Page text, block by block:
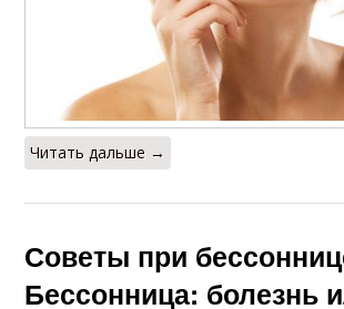
Читать дальше →
Советы при
Бессонница: болезнь